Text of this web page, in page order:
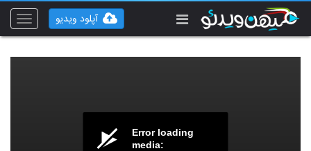
Toggle
آپلود ویدیو
Error loading
media: